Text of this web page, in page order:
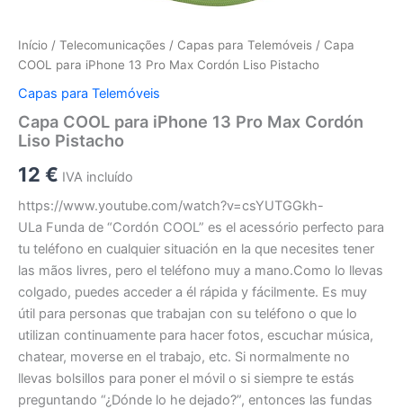
Início / Telecomunicações / Capas para Telemóveis / Capa
COOL para iPhone 13 Pro Max Cordón Liso Pistacho
Capas para Telemóveis
Capa COOL para iPhone 13 Pro Max Cordón
Liso Pistacho
12 € IVA incluído
https://www.youtube.com/watch?v=csYUTGGkh-
ULa Funda de “Cordón COOL” es el acessório perfecto para
tu teléfono en cualquier situación en la que necesites tener
las mãos livres, pero el teléfono muy a mano.Como lo llevas
colgado, puedes acceder a él rápida y fácilmente. Es muy
útil para personas que trabajan con su teléfono o que lo
utilizan continuamente para hacer fotos, escuchar música,
chatear, moverse en el trabajo, etc. Si normalmente no
llevas bolsillos para poner el móvil o si siempre te estás
preguntando “¿Dónde lo he dejado?”, entonces las fundas